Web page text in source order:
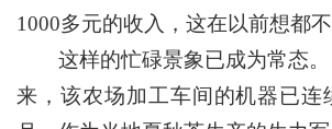
1000多元的收入，这在以前想都
这样的忙碌景象已成为常态
来，该农场加工车间的机器已连